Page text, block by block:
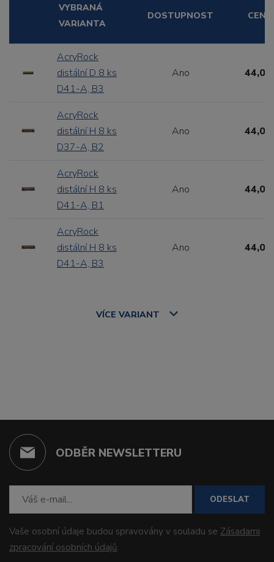
VYBRANÁ
VARIANTA
DOSTUPNOST CENA
AcryRock
distální D 8 ks
D41-A, B3
Ano 44,00
AcryRock
distální H 8 ks
D37-A, B2
Ano 44,00
AcryRock
distální H 8 ks
D41-A, B1
Ano 44,00
AcryRock
distální H 8 ks
D41-A, B3
Ano 44,00
VÍCE VARIANT
ODBĚR NEWSLETTERU
ODESLAT
Vaše osobní údaje budou spravovány v souladu se Zásadami
zpracování osobních údajů.